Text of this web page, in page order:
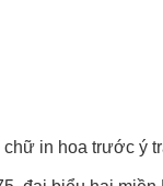
chữ in hoa trước ý